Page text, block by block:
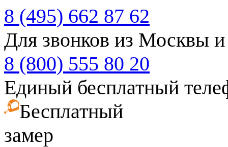
8 (495) 662 87 62
Для звонков из Москвы
8 (800) 555 80 20
Единый бесплатный
Бесплатный
замер